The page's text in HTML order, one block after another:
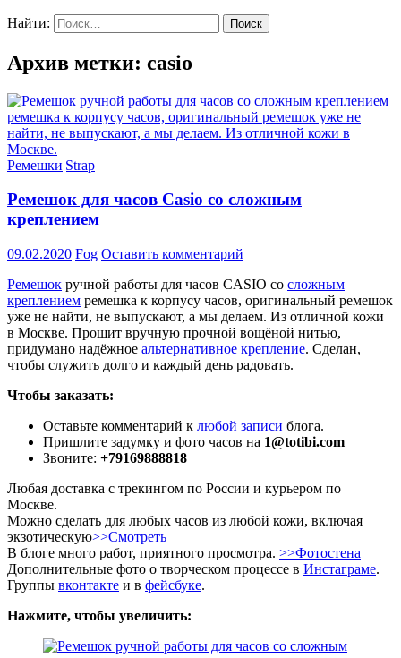
Найти:
Архив метки: casio
Ремешки|Strap
Ремешок для часов Casio со сложным
креплением
09.02.2020 Fog Оставить комментарий
Ремешок ручной работы для часов CASIO со сложным
креплением ремешка к корпусу часов, оригинальный ремешок
уже не найти, не выпускают, а мы делаем. Из отличной кожи
в Москве. Прошит вручную прочной вощёной нитью,
придумано надёжное альтернативное крепление. Сделан,
чтобы служить долго и каждый день радовать.
Чтобы заказать:
Оставьте комментарий к любой записи блога.
Пришлите задумку и фото часов на 1@totibi.com
Звоните: +79169888818
Любая доставка с трекингом по России и курьером по
Москве.
Можно сделать для любых часов из любой кожи, включая
экзотическую>>Смотреть
В блоге много работ, приятного просмотра. >>Фотостена
Дополнительные фото о творческом процессе в Инстаграме.
Группы вконтакте и в фейсбуке.
Нажмите, чтобы увеличить: